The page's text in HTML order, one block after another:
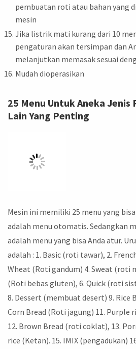
pembuatan roti atau bahan yang
mesin
Jika listrik mati kurang dari 10
pengaturan akan tersimpan dan
melanjutkan memasak sesuai
Mudah dioperasikan
25 Menu Untuk Aneka Jenis
Lain Yang Penting
Mesin ini memiliki 25 menu yang
adalah menu otomatis. Sedangkan
adalah menu yang bisa Anda atur.
adalah : 1. Basic (roti tawar), 2.
Wheat (Roti gandum) 4. Sweat (roti
(Roti bebas gluten), 6. Quick (roti
8. Dessert (membuat desert) 9. Rice
Corn Bread (Roti jagung) 11. Purple
12. Brown Bread (roti coklat), 13.
rice (Ketan). 15. IMIX (pengadukan)